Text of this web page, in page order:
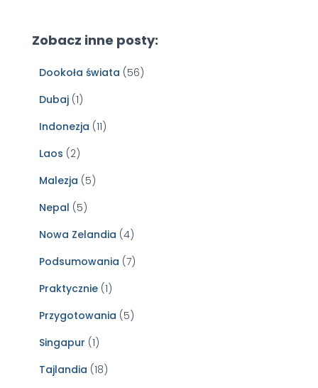
Zobacz inne posty:
Dookoła świata (56)
Dubaj (1)
Indonezja (11)
Laos (2)
Malezja (5)
Nepal (5)
Nowa Zelandia (4)
Podsumowania (7)
Praktycznie (1)
Przygotowania (5)
Singapur (1)
Tajlandia (18)